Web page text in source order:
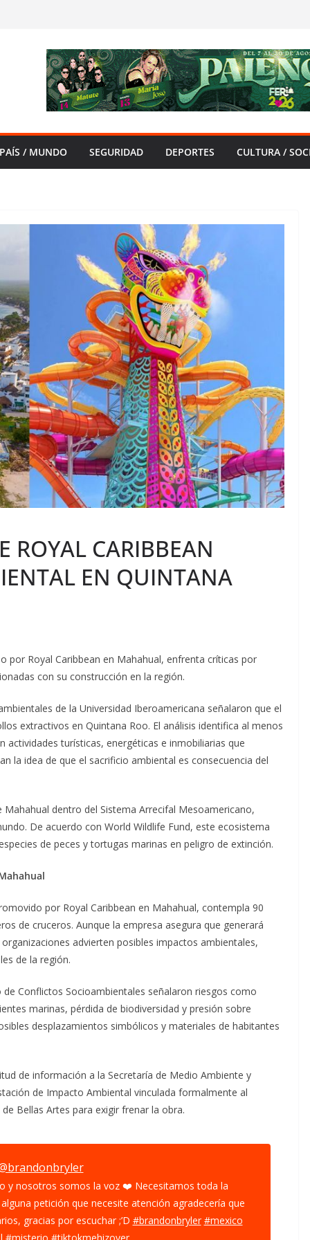
PAÍS / MUNDO SEGURIDAD DEPORTES CULTURA /
ROYAL CARIBBEAN
EN QUINTANA
por Royal Caribbean en Mahahual, enfrenta críticas por
con su construcción en la región.
de la Universidad Iberoamericana señalaron que el
extractivos en Quintana Roo. El análisis identifica al menos
turísticas, energéticas e inmobiliarias que
la idea de que el sacrificio ambiental es consecuencia del
dentro del Sistema Arrecifal Mesoamericano,
De acuerdo con World Wildlife Fund, este ecosistema
de peces y tortugas marinas en peligro de extinción.
por Royal Caribbean en Mahahual, contempla 90
de cruceros. Aunque la empresa asegura que generará
advierten posibles impactos ambientales,
de la región.
Conflictos Socioambientales señalaron riesgos como
marinas, pérdida de biodiversidad y presión sobre
desplazamientos simbólicos y materiales de habitantes
de información a la Secretaría de Medio Ambiente y
de Impacto Ambiental vinculada formalmente al
Bellas Artes para exigir frenar la obra.
y nosotros somos la voz ❤️ Necesitamos toda la
petición que necesite atención agradecería que
gracias por escuchar ;’D #brandonbryler #mexico
#misterio #tiktokmehizover